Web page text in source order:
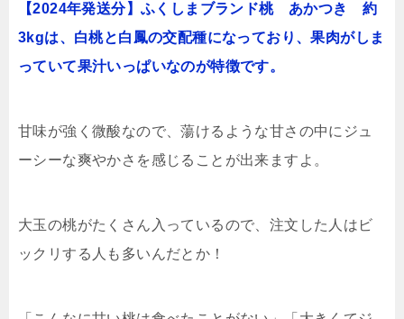
【2024年発送分】ふくしまブランド桃 あかつき 約
3kgは、白桃と白鳳の交配種になっており、果肉がしま
っていて果汁いっぱいなのが特徴です。
甘味が強く微酸なので、蕩けるような甘さの中にジュ
ーシーな爽やかさを感じることが出来ますよ。
大玉の桃がたくさん入っているので、注文した人はビ
ックリする人も多いんだとか！